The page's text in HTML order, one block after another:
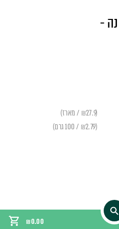
-
(₪27.9 / מארז)
(₪2.79 / 100 גרם)
₪0.00